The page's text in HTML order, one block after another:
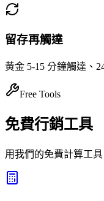
留存再觸達
黃金 5-15 分鐘觸達、
Free Tools
免費行銷工具
用我們的免費計算工